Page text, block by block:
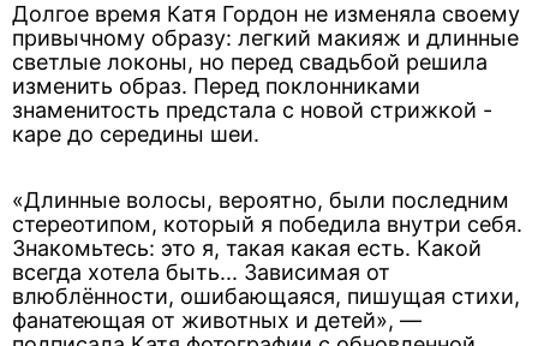
Долгое время Катя Гордон не изменяла своему
привычному образу: легкий макияж и длинные
светлые локоны, но перед свадьбой решила
изменить образ. Перед поклонниками
знаменитость предстала с новой стрижкой -
каре до середины шеи.
«Длинные волосы, вероятно, были последним
стереотипом, который я победила внутри себя.
Знакомьтесь: это я, такая какая есть. Какой
всегда хотела быть... Зависимая от
влюблённости, ошибающаяся, пишущая стихи,
фанатеющая от животных и детей», —